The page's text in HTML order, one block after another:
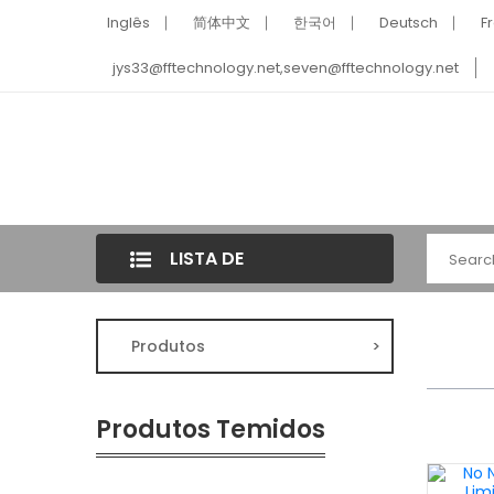
Inglês 简体中文 한국어 Deutsch
jys33@fftechnology.net,seven@fftechnology.net
LISTA DE
Produtos >
Produtos Temidos